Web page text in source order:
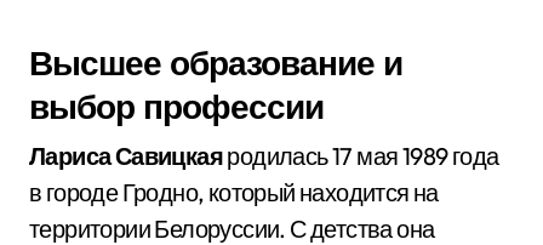
Высшее образование и
выбор профессии
Лариса Савицкаяродилась 17 мая 1989 года
в городе Гродно, который находится на
территории Белоруссии. С детства она